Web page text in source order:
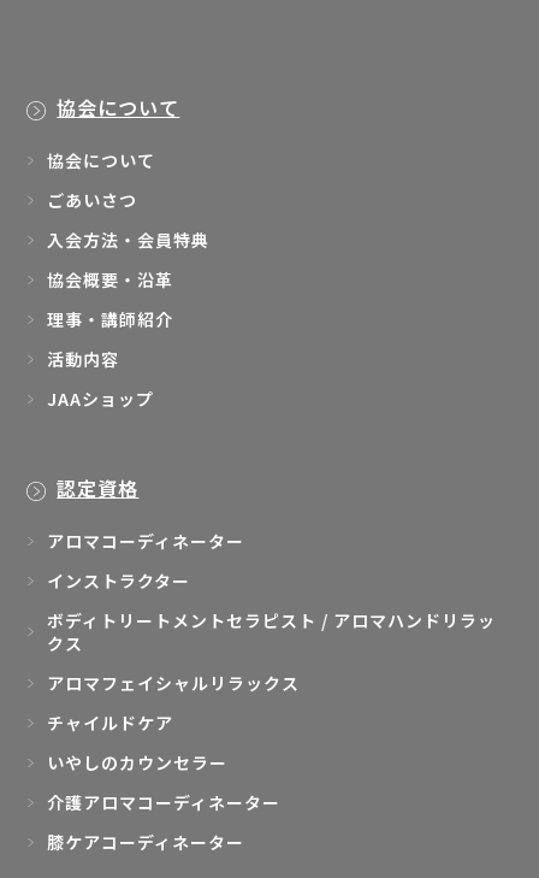
協会について
協会について
ごあいさつ
入会方法・会員特典
協会概要・沿革
理事・講師紹介
活動内容
JAAショップ
認定資格
アロマコーディネーター
インストラクター
ボディトリートメントセラピスト / アロマハンドリラッ
クス
アロマフェイシャルリラックス
チャイルドケア
いやしのカウンセラー
介護アロマコーディネーター
膝ケアコーディネーター